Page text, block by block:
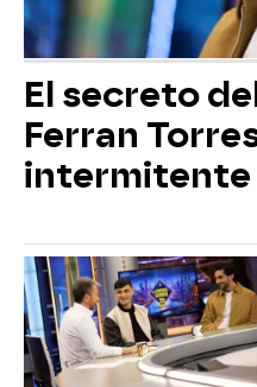
El secreto
Ferran
intermitente